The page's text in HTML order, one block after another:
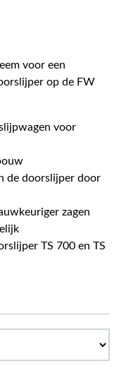
voor een
op de FW
voor
de doorslijper door
zagen
TS 700 en TS